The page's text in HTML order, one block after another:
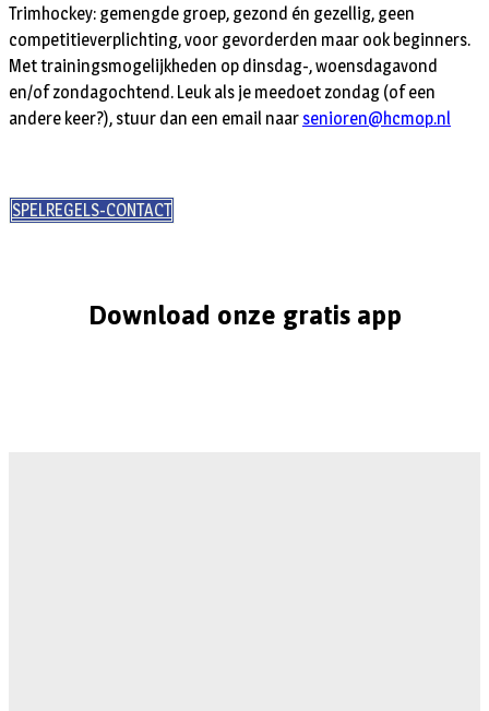
Trimhockey: gemengde groep, gezond én gezellig, geen
competitieverplichting, voor gevorderden maar ook beginners.
Met trainingsmogelijkheden op dinsdag-, woensdagavond
en/of zondagochtend. Leuk als je meedoet zondag (of een
andere keer?), stuur dan een email naar senioren@hcmop.nl
SPELREGELS-CONTACT
Download onze gratis app